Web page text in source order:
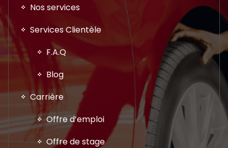
Nos services
Services Clientèle
F.A.Q
Blog
Carrière
Offre d’emploi
Offre de stage